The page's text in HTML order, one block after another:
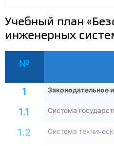
Учебный план
инженерных
№
1 Законодательное
1.1 Система
1.2 Система